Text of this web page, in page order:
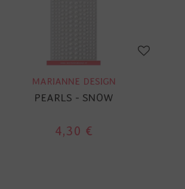
MARIANNE DESIGN
PEARLS - SNOW
4,30 €